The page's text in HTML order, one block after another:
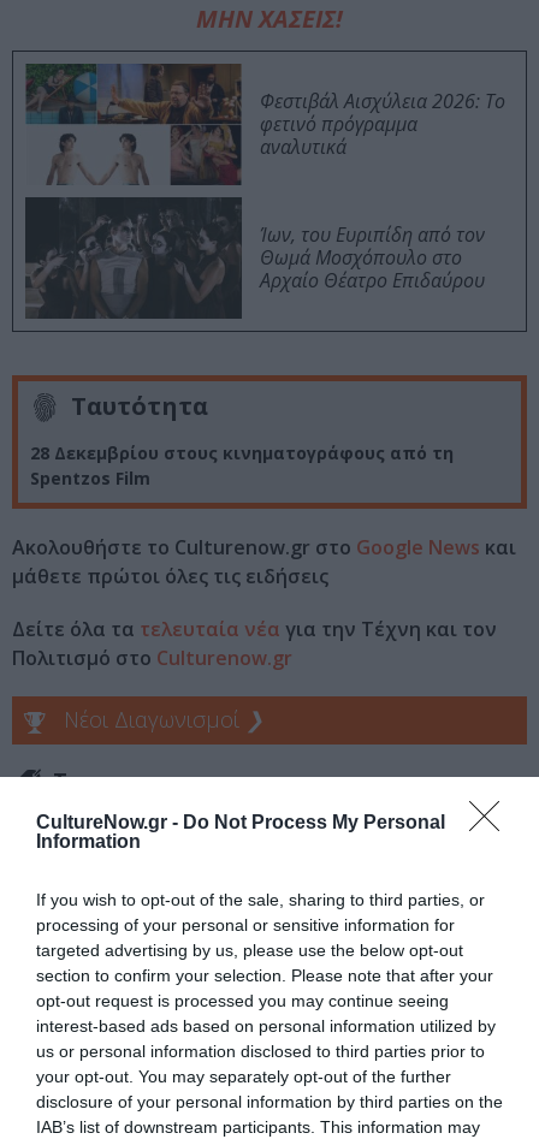
CultureNow.gr - Do Not Process My Personal
Information
If you wish to opt-out of the sale, sharing to third parties, or
processing of your personal or sensitive information for
targeted advertising by us, please use the below opt-out
section to confirm your selection. Please note that after your
opt-out request is processed you may continue seeing
interest-based ads based on personal information utilized by
us or personal information disclosed to third parties prior to
your opt-out. You may separately opt-out of the further
disclosure of your personal information by third parties on the
IAB’s list of downstream participants. This information may
ΜΗΝ ΧΑΣΕΙΣ!
Φεστιβάλ Αισχύλεια 2026: Το
φετινό πρόγραμμα
αναλυτικά
Ίων, του Ευριπίδη από τον
Θωμά Μοσχόπουλο στο
Αρχαίο Θέατρο Επιδαύρου
Ταυτότητα
28 Δεκεμβρίου στους κινηματογράφους από τη
Spentzos Film
Ακολουθήστε το Culturenow.gr στο Google News και
μάθετε πρώτοι όλες τις ειδήσεις
Δείτε όλα τα τελευταία νέα για την Τέχνη και τον
Πολιτισμό στο Culturenow.gr
Νέοι Διαγωνισμοί ❯
Tags
ΔΡΑΜΑΤΙΚΗ - ΚΟΙΝΩΝΙΚΗ
ΠΕΡΙΠΕΤΕΙΑ - ΑΣΤΥΝΟΜΙΚΟ
Newsletter
Κάθε βδομάδα στο e-mail σας τα τελευταία νέα για
την Τέχνη και τον Πολιτισμό!